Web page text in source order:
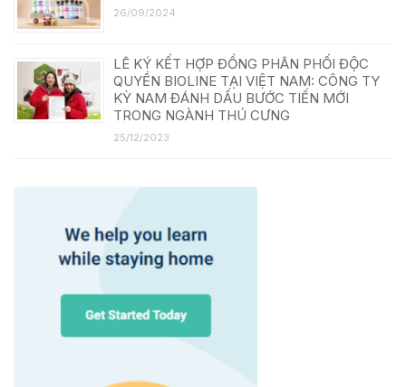
26/09/2024
LÊ KÝ KẾT HỢP ĐỒNG PHÂN PHỐI ĐỘC
QUYỀN BIOLINE TẠI VIỆT NAM: CÔNG TY
KỲ NAM ĐÁNH DẤU BƯỚC TIẾN MỚI
TRONG NGÀNH THÚ CƯNG
25/12/2023